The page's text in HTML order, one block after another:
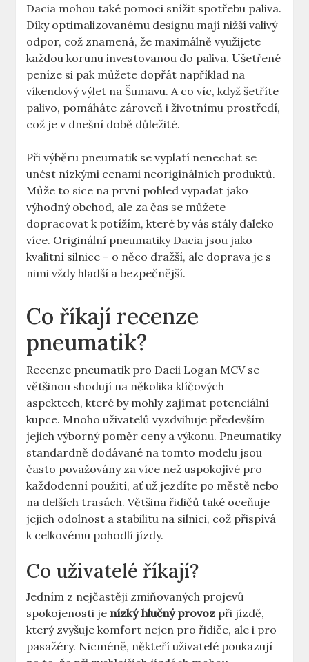
Dacia mohou také pomoci snížit spotřebu paliva.
Díky optimalizovanému designu mají nižší valivý
odpor, což znamená, že maximálně využijete
každou korunu investovanou do paliva. Ušetřené
peníze si pak můžete dopřát například na
víkendový výlet na Šumavu. A co víc, když šetříte
palivo, pomáháte zároveň i životnímu prostředí,
což je v dnešní době důležité.
Při výběru pneumatik se vyplatí nenechat se
unést nízkými cenami neoriginálních produktů.
Může to sice na první pohled vypadat jako
výhodný obchod, ale za čas se můžete
dopracovat k potížím, které by vás stály daleko
více. Originální pneumatiky Dacia jsou jako
kvalitní silnice – o něco dražší, ale doprava je s
nimi vždy hladší a bezpečnější.
Co říkají recenze
pneumatik?
Recenze pneumatik pro Dacii Logan MCV se
většinou shodují na několika klíčových
aspektech, které by mohly zajímat potenciální
kupce. Mnoho uživatelů vyzdvihuje především
jejich výborný poměr ceny a výkonu. Pneumatiky
standardně dodávané na tomto modelu jsou
často považovány za více než uspokojivé pro
každodenní použití, ať už jezdíte po městě nebo
na delších trasách. Většina řidičů také oceňuje
jejich odolnost a stabilitu na silnici, což přispívá
k celkovému pohodlí jízdy.
Co uživatelé říkají?
Jedním z nejčastěji zmiňovaných projevů
spokojenosti je nízký hlučný provoz při jízdě,
který zvyšuje komfort nejen pro řidiče, ale i pro
pasažéry. Nicméně, někteří uživatelé poukazují